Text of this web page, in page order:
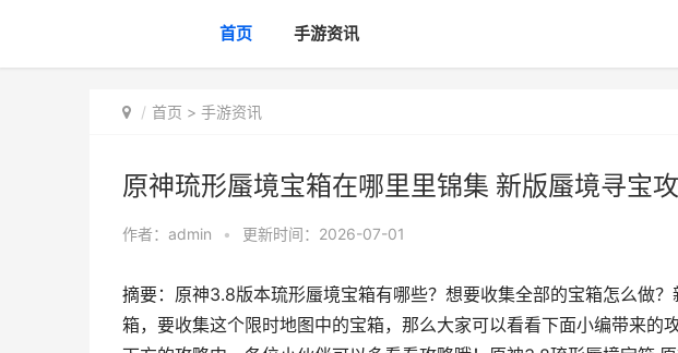
首页 手游资讯
首页 > 手游资讯
原神琉形蜃境宝箱在哪里里锦集 新版蜃境寻宝
作者： admin • 更新时间：2026-07-01
摘要：原神3.8版本琉形蜃境宝箱有哪些？想要收集全部的宝箱怎么做
箱，要收集这个限时地图中的宝箱，那么大家可以看看下面小编带来的